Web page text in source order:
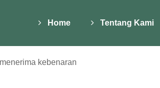
Home Tentang Kami
kebenaran